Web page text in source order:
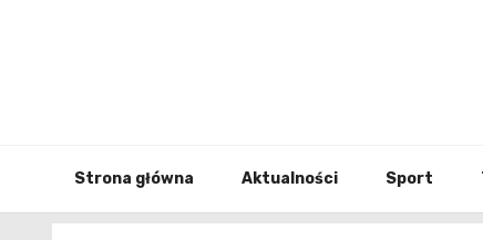
Strona główna Aktualności Sport